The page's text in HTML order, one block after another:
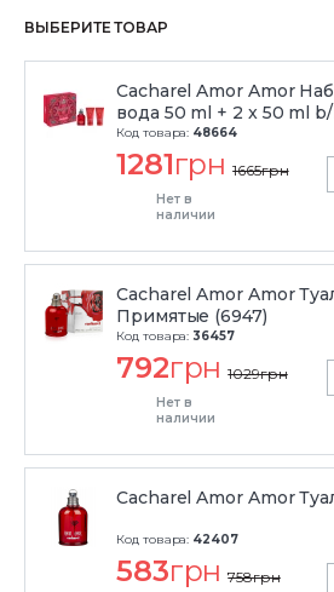
ВЫБЕРИТЕ ТОВАР
Cacharel Amor Amor
вода 50 ml + 2 x 50 ml b/
Код товара: 48664
1281грн 1665грн
Нет в
наличии
Cacharel Amor Amor
Примятые (6947)
Код товара: 36457
792грн 1029грн
Нет в
наличии
Cacharel Amor Amor
Код товара: 42407
583грн 758грн